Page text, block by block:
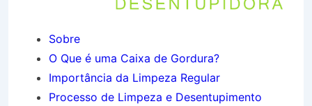
Sobre
O Que é uma Caixa de Gordura?
Importância da Limpeza Regular
Processo de Limpeza e Desentupimento